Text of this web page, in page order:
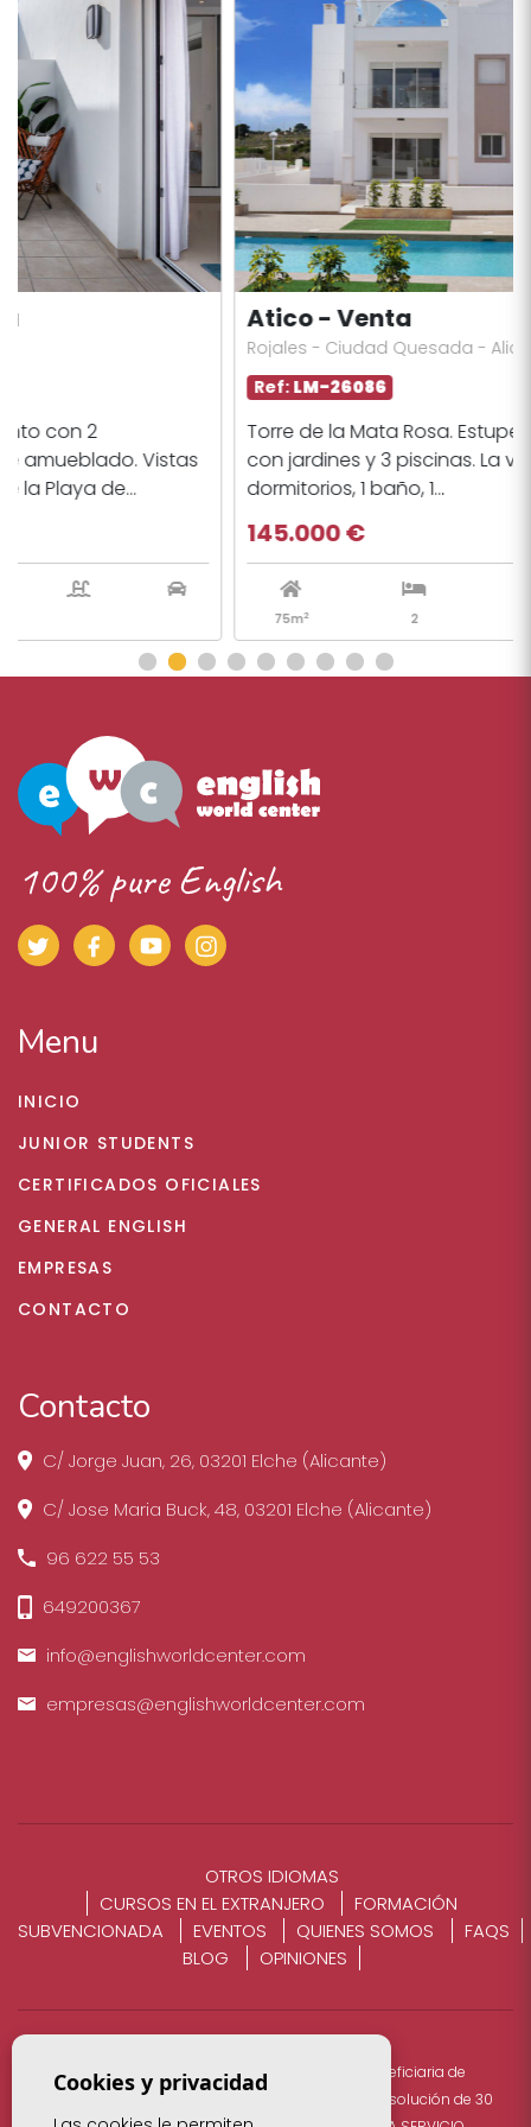
Rojales - Ciudad Quesada - Alicante
Torre de la Mata Rosa. Estupenda urbanización
con jardines y 3 piscinas. La vivienda tiene 2
dormitorios, 1 baño, 1...
100% pure English
Menu
INICIO
JUNIOR STUDENTS
CERTIFICADOS OFICIALES
GENERAL ENGLISH
EMPRESAS
CONTACTO
Contacto
C/ Jorge Juan, 26, 03201 Elche (Alicante)
C/ Jose Maria Buck, 48, 03201 Elche (Alicante)
96 622 55 53
649200367
info@englishworldcenter.com
empresas@englishworldcenter.com
OTROS IDIOMAS
CURSOS EN EL EXTRANJERO
FORMACIÓN
SUBVENCIONADA
EVENTOS QUIENES SOMOS
FAQS
BLOG
OPINIONES
ENGLISH WORLD NYVA S.L CON CIF B53747846 fue beneficiaria de
subvención , dentro del PROGRAMA ECOVUT 2021 (Resolución de 30
Cookies y privacidad